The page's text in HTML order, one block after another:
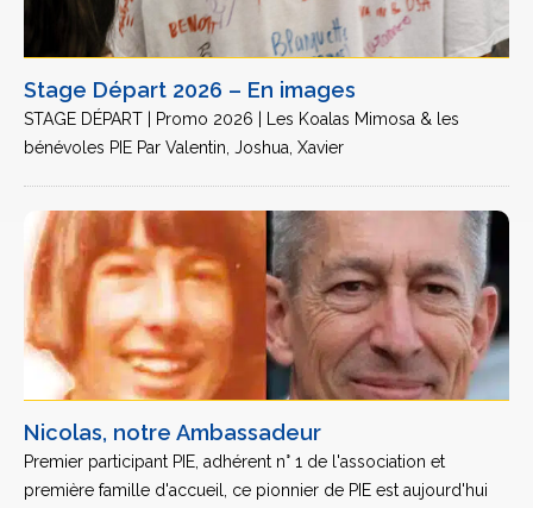
Stage Départ 2026 – En images
STAGE DÉPART | Promo 2026 | Les Koalas Mimosa & les
bénévoles PIE Par Valentin, Joshua, Xavier
Nicolas, notre Ambassadeur
Premier participant PIE, adhérent n° 1 de l'association et
première famille d'accueil, ce pionnier de PIE est aujourd'hui